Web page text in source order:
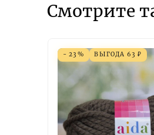
Смотрите
- 23% ВЫГОДА 63 ₽